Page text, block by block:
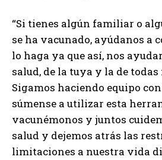
“Si tienes algún familiar o
se ha vacunado, ayúdanos a
lo haga ya que así, nos
salud, de la tuya y la de
Sigamos haciendo equipo
súmense a utilizar esta
vacunémonos y juntos
salud y dejemos atrás las
limitaciones a nuestra vida